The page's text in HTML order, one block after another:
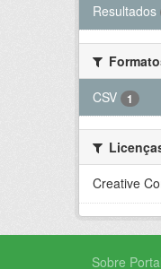
Resultados
CSV
1
Creative
Sobre